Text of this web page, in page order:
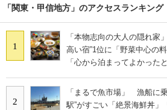
「関東・甲信地方」のアクセスランキング
1
「本物志向の大人の隠れ
高い宿”1位に「野菜中心の
「心から泊まってよかった
2
「まるで魚市場」 漁船に
駅”がすごい「絶景海鮮丼」